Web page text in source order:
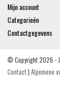
Mijn account
Categorieën
Contactgegevens
© Copyright 2026 -
Contact| Algemene